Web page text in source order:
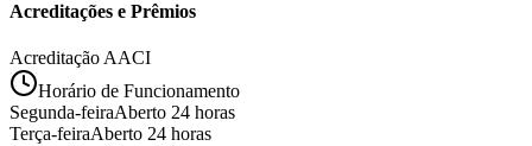
Acreditações e Prêmios
Acreditação AACI
Horário de Funcionamento
Segunda-feiraAberto 24 horas
Terça-feiraAberto 24 horas